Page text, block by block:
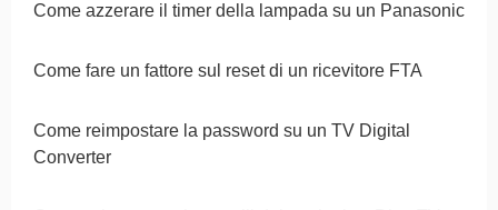
Come azzerare il timer della lampada su un Panasonic
Come fare un fattore sul reset di un ricevitore FTA
Come reimpostare la password su un TV Digital
Converter